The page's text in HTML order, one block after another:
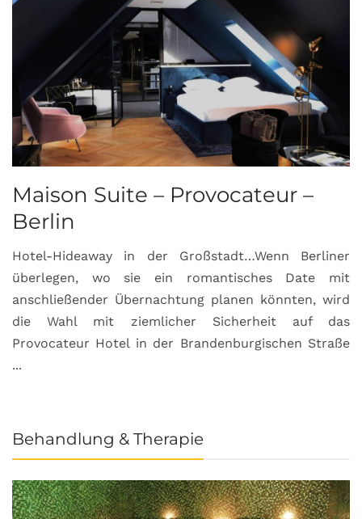
Maison Suite – Provocateur –
Berlin
Hotel-Hideaway in der Großstadt…Wenn Berliner
überlegen, wo sie ein romantisches Date mit
anschließender Übernachtung planen könnten, wird
die Wahl mit ziemlicher Sicherheit auf das
Provocateur Hotel in der Brandenburgischen Straße
...
Behandlung & Therapie